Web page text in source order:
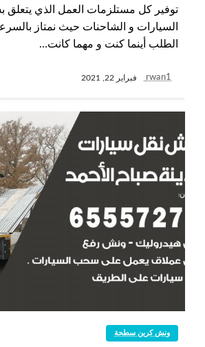
توفير كل مستلزمات العمل الذي
السيارات و الشاحنات حيث نمتاز
الطلب أينما كنت و مهما كانت…
rwan1 فبراير 22, 2021
ونش كرين سطحة